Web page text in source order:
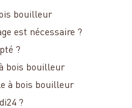
bouilleur
est nécessaire ?
?
bois bouilleur
à bois bouilleur
?